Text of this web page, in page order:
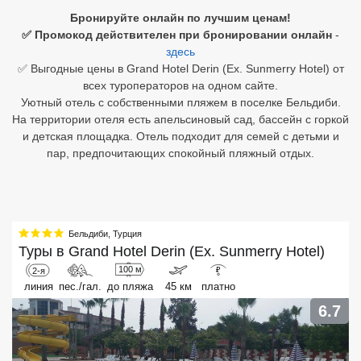
Бронируйте онлайн по лучшим ценам!
✅ Промокод действителен при бронировании онлайн -
здесь
✅ Выгодные цены в Grand Hotel Derin (Ex. Sunmerry Hotel) от
всех туроператоров на одном сайте.
Уютный отель с собственными пляжем в поселке Бельдиби.
На территории отеля есть апельсиновый сад, бассейн с горкой
и детская площадка. Отель подходит для семей с детьми и
пар, предпочитающих спокойный пляжный отдых.
Бельдиби Турция
Туры в Grand Hotel Derin (Ex. Sunmerry Hotel)
2-я
линия пес./гал.
100 м
до пляжа 45 км
₽
платно
6.7
Египет
Куба
Бали
Вьетнам
Южный Гоа
Занзибар
Абхазия
Большой Сочи